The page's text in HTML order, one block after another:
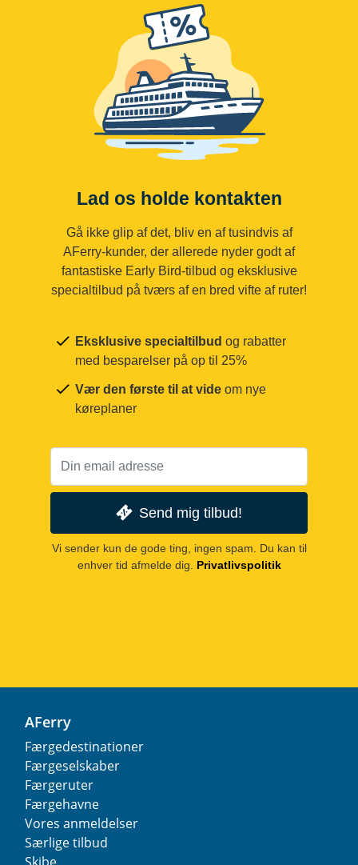
Lad os holde kontakten
Gå ikke glip af det, bliv en af tusindvis af
AFerry-kunder, der allerede nyder godt af
fantastiske Early Bird-tilbud og eksklusive
specialtilbud på tværs af en bred vifte af ruter!
Eksklusive specialtilbud og rabatter
med besparelser på op til 25%
Vær den første til at vide om nye
køreplaner
Send mig tilbud!
Vi sender kun de gode ting, ingen spam. Du kan til
enhver tid afmelde dig.
Privatlivspolitik
AFerry
Færgedestinationer
Færgeselskaber
Færgeruter
Færgehavne
Vores anmeldelser
Særlige tilbud